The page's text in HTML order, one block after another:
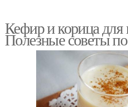
Кефир и корица для
Полезные советы